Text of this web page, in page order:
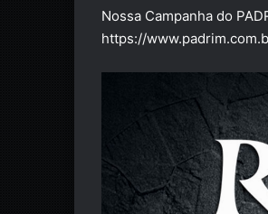
Nossa Campanha do
https://